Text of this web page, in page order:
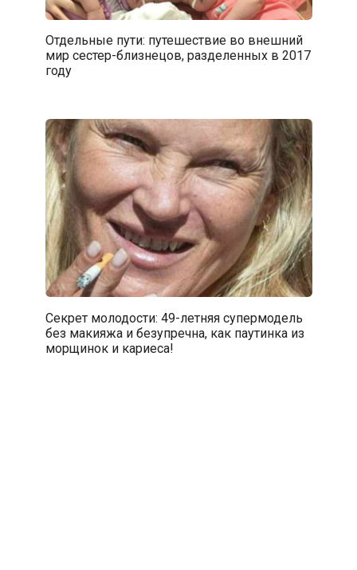
Отдельные пути: путешествие во внешний
мир сестер-близнецов, разделенных в 2017
году
Секрет молодости: 49-летняя супермодель
без макияжа и безупречна, как паутинка из
морщинок и кариеса!